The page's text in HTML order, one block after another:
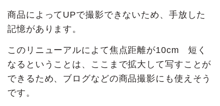
商品によってUPで撮影できないため、手放した
記憶があります。
このリニューアルによて焦点距離が10cm 短く
なるということは、ここまで拡大して写すことが
できるため、ブログなどの商品撮影にも使えそう
です。